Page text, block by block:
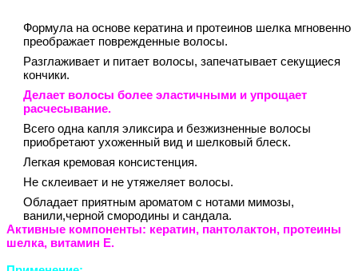
Формула на основе кератина и протеинов шелка мгновенно
преображает поврежденные волосы.
Разглаживает и питает волосы, запечатывает секущиеся
кончики.
Делает волосы более эластичными и упрощает
расчесывание.
Всего одна капля эликсира и безжизненные волосы
приобретают ухоженный вид и шелковый блеск.
Легкая кремовая консистенция.
Не склеивает и не утяжеляет волосы.
Обладает приятным ароматом с нотами мимозы,
ванили,черной смородины и сандала.
Активные компоненты: кератин, пантолактон, протеины
шелка, витамин Е.